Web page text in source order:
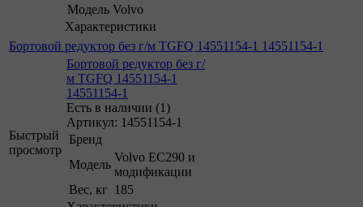
Модель Volvo
Характеристики
Бортовой редуктор без г/м TGFQ 14551154-1 14551154-1
Быстрый
просмотр
Бортовой редуктор без г/
м TGFQ 14551154-1
14551154-1
Есть в наличии (1)
Артикул: 14551154-1
Бренд
Модель
Volvo EC290 и
модификации
Вес, кг
185